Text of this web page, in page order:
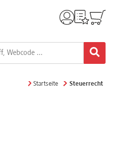
Startseite Steuerrecht